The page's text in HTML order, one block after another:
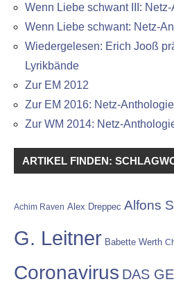
Wenn Liebe schwant III:
Wenn Liebe schwant: Netz-
Wiedergelesen: Erich Jooß
Lyrikbände
Zur EM 2012
Zur EM 2016: Netz-Anthologie
Zur WM 2014: Netz-
ARTIKEL FINDEN:
Achim Raven Alex Dreppec Alfons
G. Leitner Babette Werth
Coronavirus DAS